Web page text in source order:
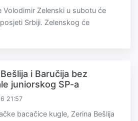
Volodimir Zelenski u subotu će
Srbiji. Zelenskog će
i Baručija bez
juniorskog SP-a
21:57
bacačice kugle, Zerina Bešlija